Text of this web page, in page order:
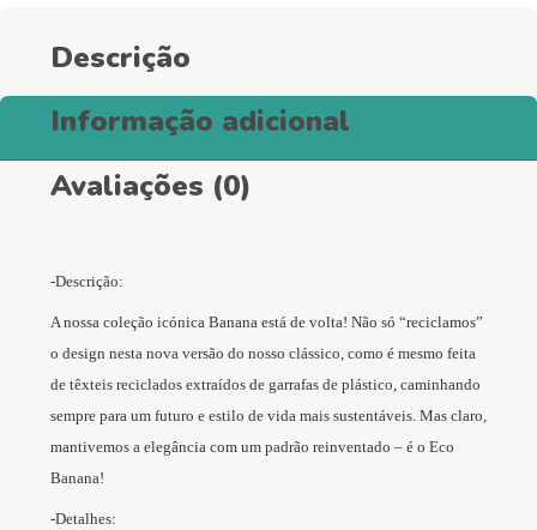
Descrição
Informação adicional
Avaliações (0)
-Descrição:
A nossa coleção icónica Banana está de volta! Não só “reciclamos”
o design nesta nova versão do nosso clássico, como é mesmo feita
de têxteis reciclados extraídos de garrafas de plástico, caminhando
sempre para um futuro e estilo de vida mais sustentáveis. Mas claro,
mantivemos a elegância com um padrão reinventado – é o Eco
Banana!
-Detalhes: